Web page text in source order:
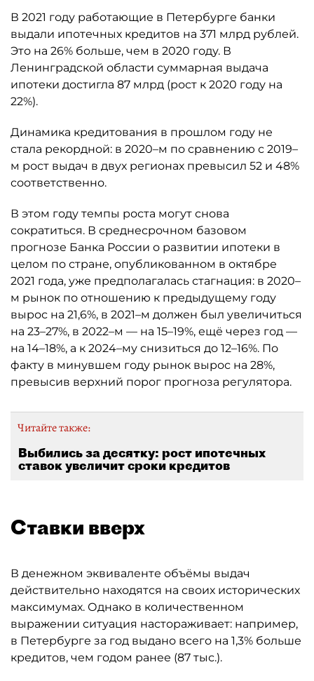
В 2021 году работающие в Петербурге банки
выдали ипотечных кредитов на 371 млрд рублей.
Это на 26% больше, чем в 2020 году. В
Ленинградской области суммарная выдача
ипотеки достигла 87 млрд (рост к 2020 году на
22%).
Динамика кредитования в прошлом году не
стала рекордной: в 2020–м по сравнению с 2019–
м рост выдач в двух регионах превысил 52 и 48%
соответственно.
В этом году темпы роста могут снова
сократиться. В среднесрочном базовом
прогнозе Банка России о развитии ипотеки в
целом по стране, опубликованном в октябре
2021 года, уже предполагалась стагнация: в 2020–
м рынок по отношению к предыдущему году
вырос на 21,6%, в 2021–м должен был увеличиться
на 23–27%, в 2022–м — на 15–19%, ещё через год —
на 14–18%, а к 2024–му снизиться до 12–16%. По
факту в минувшем году рынок вырос на 28%,
превысив верхний порог прогноза регулятора.
Читайте также:
Выбились за десятку: рост ипотечных
ставок увеличит сроки кредитов
Ставки вверх
В денежном эквиваленте объёмы выдач
действительно находятся на своих исторических
максимумах. Однако в количественном
выражении ситуация настораживает: например,
в Петербурге за год выдано всего на 1,3% больше
кредитов, чем годом ранее (87 тыс.).